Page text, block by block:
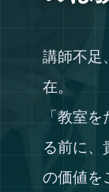
講師不足
在。
「教室
る前に、
の価値を